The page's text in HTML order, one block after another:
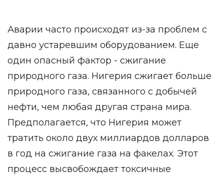
Аварии часто происходят из-за проблем с
давно устаревшим оборудованием. Еще
один опасный фактор - сжигание
природного газа. Нигерия сжигает больше
природного газа, связанного с добычей
нефти, чем любая другая страна мира.
Предполагается, что Нигерия может
тратить около двух миллиардов долларов
в год на сжигание газа на факелах. Этот
процесс высвобождает токсичные